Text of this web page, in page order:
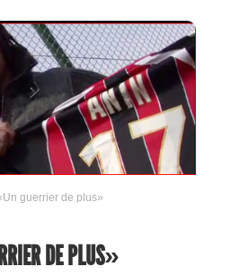
guerrier de plus»
DE PLUS»